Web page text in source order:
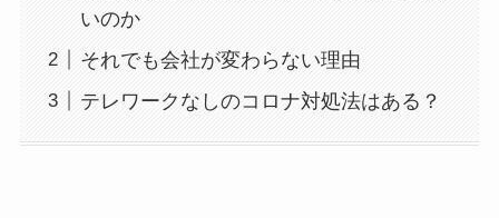
いのか
それでも会社が変わらない理由
テレワークなしのコロナ対処法はある？